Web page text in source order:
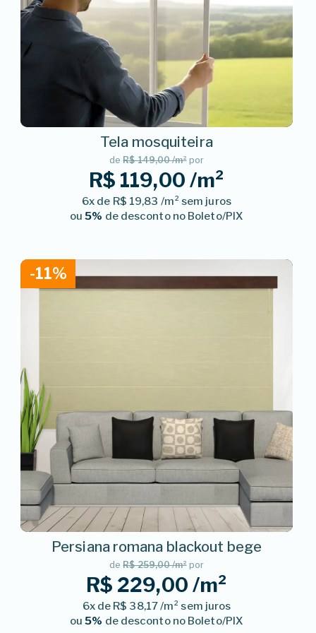
Tela mosquiteira
deR$ 149,00 /m²por
R$ 119,00 /m²
6x de R$ 19,83 /m² sem juros
ou5% de desconto no Boleto/PIX
-11%
Persiana romana blackout bege
deR$ 259,00 /m²por
R$ 229,00 /m²
6x de R$ 38,17 /m² sem juros
ou5% de desconto no Boleto/PIX